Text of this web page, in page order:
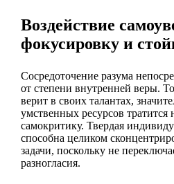
Воздействие
фокусировку и
Сосредоточение разума
от степени внутренней веры.
верит в своих талантах,
умственных ресурсов
самокритику. Твердая
способна целиком
задачи, поскольку не
разногласия.